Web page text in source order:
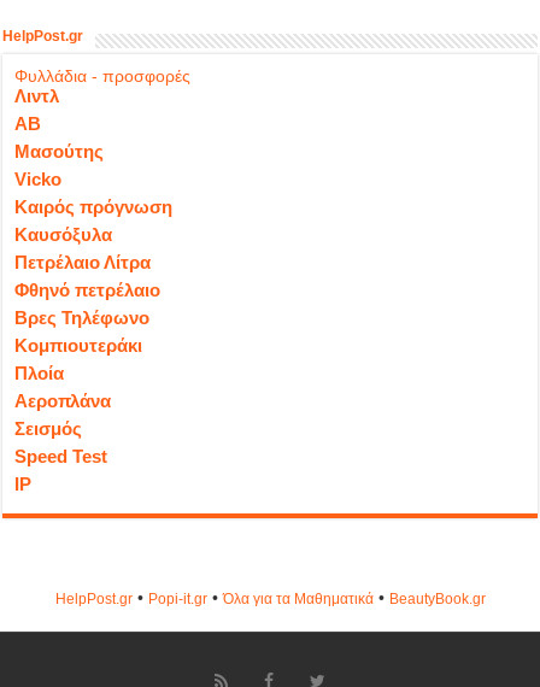
HelpPost.gr
Φυλλάδια - προσφορές
Λιντλ
ΑΒ
Μασούτης
Vicko
Καιρός πρόγνωση
Καυσόξυλα
Πετρέλαιο Λίτρα
Φθηνό πετρέλαιο
Βρες Τηλέφωνο
Κομπιουτεράκι
Πλοία
Αεροπλάνα
Σεισμός
Speed Test
IP
HelpPost.gr• Popi-it.gr•Όλα για τα Μαθηματικά• ΒeautyΒook.gr